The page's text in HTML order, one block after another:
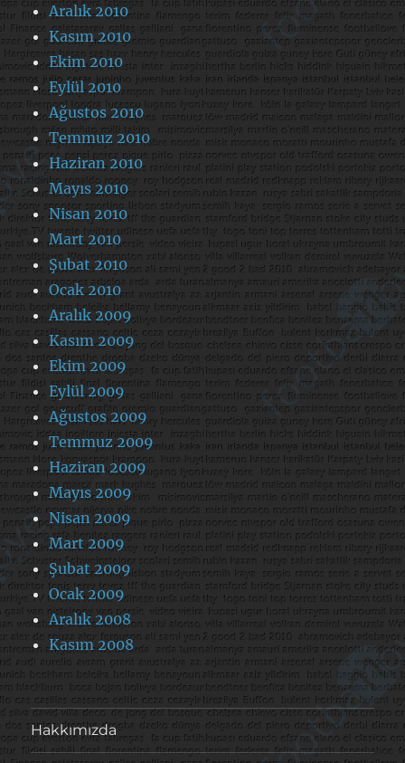
Aralık 2010
Kasım 2010
Ekim 2010
Eylül 2010
Ağustos 2010
Temmuz 2010
Haziran 2010
Mayıs 2010
Nisan 2010
Mart 2010
Şubat 2010
Ocak 2010
Aralık 2009
Kasım 2009
Ekim 2009
Eylül 2009
Ağustos 2009
Temmuz 2009
Haziran 2009
Mayıs 2009
Nisan 2009
Mart 2009
Şubat 2009
Ocak 2009
Aralık 2008
Kasım 2008
Hakkımızda